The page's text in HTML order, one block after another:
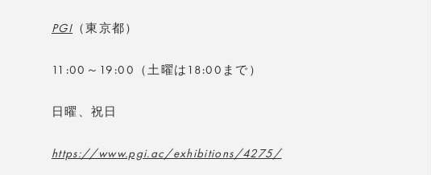
PGI （東京都）
11:00～19:00（土曜は18:00まで）
日曜、祝日
https://www.pgi.ac/exhibitions/4275/